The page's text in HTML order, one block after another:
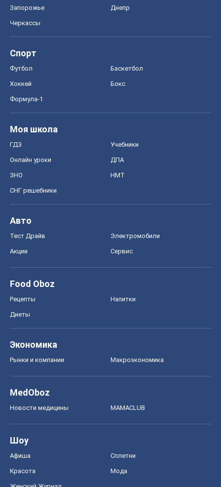
Запорожье Днепр
Черкассы
Спорт
Футбол Баскетбол
Хоккей Бокс
Формула-1
Моя школа
ГДЗ Учебники
Онлайн уроки ДПА
ЗНО НМТ
СНГ решебники
Авто
Тест Драйв Электромобили
Акции Сервис
Food Oboz
Рецепты Напитки
Диеты
Экономика
Рынки и компании Mакроэкономика
MedOboz
Новости медицины MAMACLUB
Шоу
Афиша Сплетни
Красота Мода